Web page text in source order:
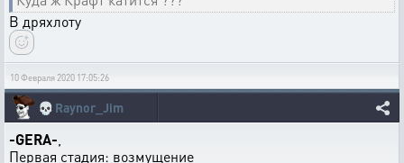
В дряхлоту
10 Февраля 2020 17:05:26
💀 Raynor_Jim
-GERA-
Первая стадия: возмущение